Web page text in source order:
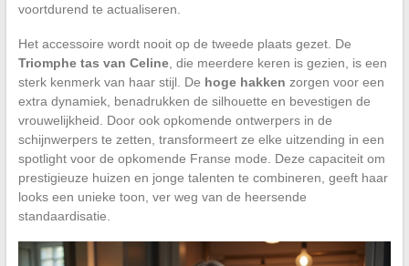
voortdurend te actualiseren.
Het accessoire wordt nooit op de tweede plaats gezet. De
Triomphe tas van Celine, die meerdere keren is gezien, is een
sterk kenmerk van haar stijl. De hoge hakken zorgen voor een
extra dynamiek, benadrukken de silhouette en bevestigen de
vrouwelijkheid. Door ook opkomende ontwerpers in de
schijnwerpers te zetten, transformeert ze elke uitzending in een
spotlight voor de opkomende Franse mode. Deze capaciteit om
prestigieuze huizen en jonge talenten te combineren, geeft haar
looks een unieke toon, ver weg van de heersende
standaardisatie.